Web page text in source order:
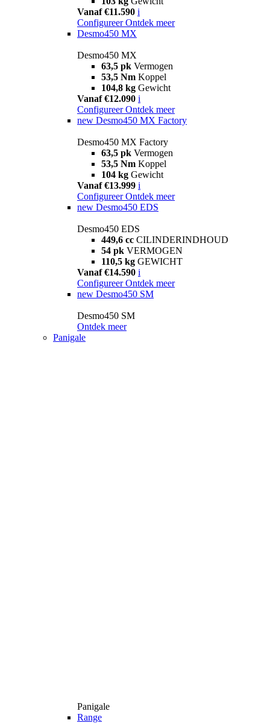
Vanaf €11.590 i
Configureer Ontdek meer
Desmo450 MX
Desmo450 MX
63,5 pk Vermogen
53,5 Nm Koppel
104,8 kg Gewicht
Vanaf €12.090 i
Configureer Ontdek meer
new Desmo450 MX Factory
Desmo450 MX Factory
63,5 pk Vermogen
53,5 Nm Koppel
104 kg Gewicht
Vanaf €13.999 i
Configureer Ontdek meer
new Desmo450 EDS
Desmo450 EDS
449,6 cc CILINDERINDHOUD
54 pk VERMOGEN
110,5 kg GEWICHT
Vanaf €14.590 i
Configureer Ontdek meer
new Desmo450 SM
Desmo450 SM
Ontdek meer
Panigale
Panigale
Range